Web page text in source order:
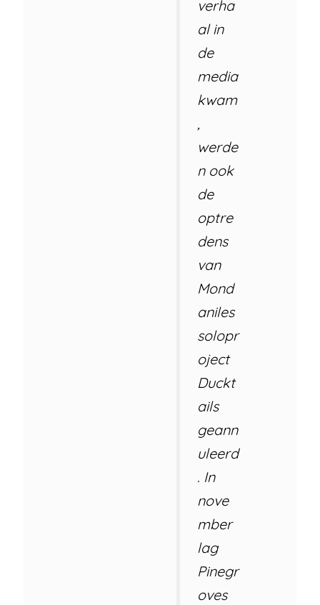
verha
al in
de
media
kwam
,
werde
n ook
de
optre
dens
van
Mond
aniles
solopr
oject
Duckt
ails
geann
uleerd
. In
nove
mber
lag
Pinegr
oves